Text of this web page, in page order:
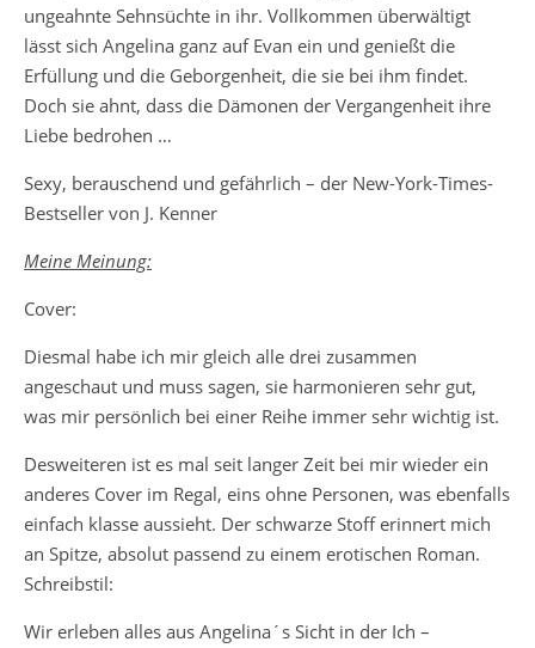
ungeahnte Sehnsüchte in ihr. Vollkommen überwältigt
lässt sich Angelina ganz auf Evan ein und genießt die
Erfüllung und die Geborgenheit, die sie bei ihm findet.
Doch sie ahnt, dass die Dämonen der Vergangenheit ihre
Liebe bedrohen …
Sexy, berauschend und gefährlich – der New-York-Times-
Bestseller von J. Kenner
Meine Meinung:
Cover:
Diesmal habe ich mir gleich alle drei zusammen
angeschaut und muss sagen, sie harmonieren sehr gut,
was mir persönlich bei einer Reihe immer sehr wichtig ist.
Desweiteren ist es mal seit langer Zeit bei mir wieder ein
anderes Cover im Regal, eins ohne Personen, was ebenfalls
einfach klasse aussieht. Der schwarze Stoff erinnert mich
an Spitze, absolut passend zu einem erotischen Roman.
Schreibstil:
Wir erleben alles aus Angelina´s Sicht in der Ich –